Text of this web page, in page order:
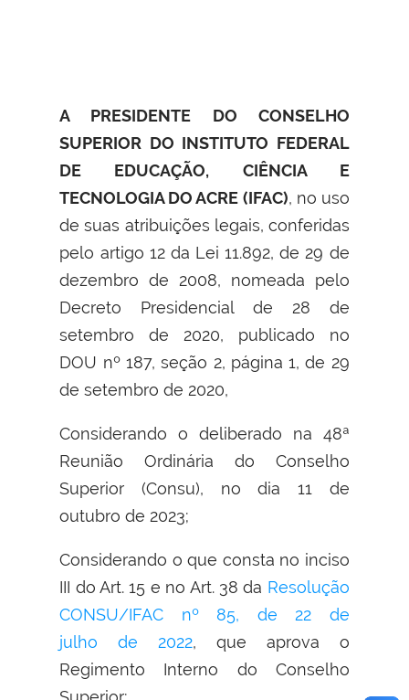
A PRESIDENTE DO CONSELHO
SUPERIOR DO INSTITUTO FEDERAL
DE EDUCAÇÃO, CIÊNCIA E
TECNOLOGIA DO ACRE (IFAC), no uso
de suas atribuições legais, conferidas
pelo artigo 12 da Lei 11.892, de 29 de
dezembro de 2008, nomeada pelo
Decreto Presidencial de 28 de
setembro de 2020, publicado no
DOU nº 187, seção 2, página 1, de 29
de setembro de 2020,
Considerando o deliberado na 48ª
Reunião Ordinária do Conselho
Superior (Consu), no dia 11 de
outubro de 2023;
Considerando o que consta no inciso
III do Art. 15 e no Art. 38 da Resolução
CONSU/IFAC nº 85, de 22 de
julho de 2022, que aprova o
Regimento Interno do Conselho